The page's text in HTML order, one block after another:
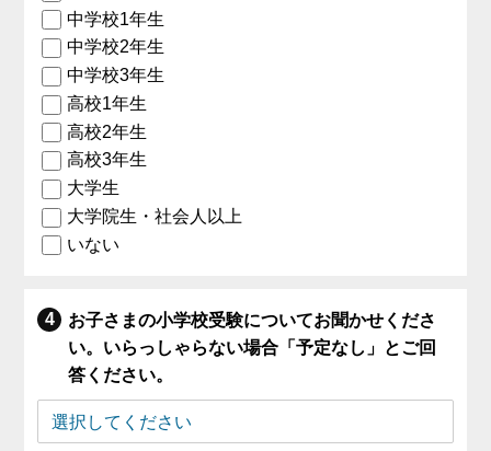
中学校1年生
中学校2年生
中学校3年生
高校1年生
高校2年生
高校3年生
大学生
大学院生・社会人以上
いない
お子さまの小学校受験についてお聞かせくださ
い。いらっしゃらない場合「予定なし」とご回
答ください。